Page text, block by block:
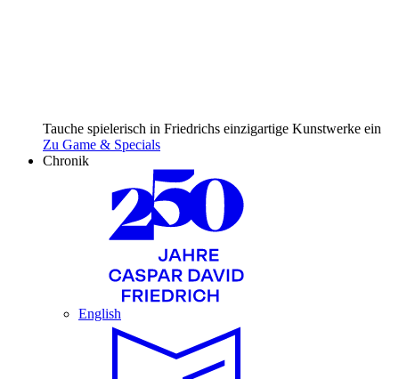
Tauche spielerisch in Friedrichs einzig­artige Kunst­werke ein
Zu Game & Specials
Chronik
English